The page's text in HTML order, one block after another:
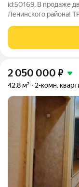
id:50169. В продаже
Ленинского района!
городской среды»!
комнаты смежные,
2 050 000 ₽
42,8 м² 2-комн.